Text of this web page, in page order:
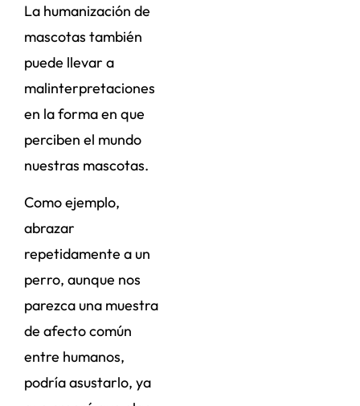
La humanización de
mascotas también
puede llevar a
malinterpretaciones
en la forma en que
perciben el mundo
nuestras mascotas.
Como ejemplo,
abrazar
repetidamente a un
perro, aunque nos
parezca una muestra
de afecto común
entre humanos,
podría asustarlo, ya